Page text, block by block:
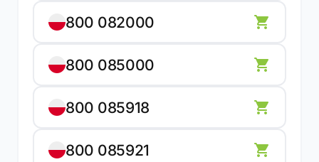
800 082000
800 085000
800 085918
800 085921